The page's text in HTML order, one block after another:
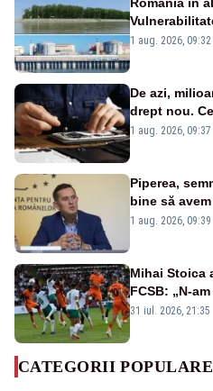
în pericol
1 aug. 2026, 09:32
De azi,
drept nou.
un produs
1 aug. 2026, 09:37
Piperea,
bine să
alertei
1 aug. 2026, 09:39
Mihai Stoica
FCSB: „N-
190 de
31 iul. 2026, 21:35
CATEGORII POPULARE